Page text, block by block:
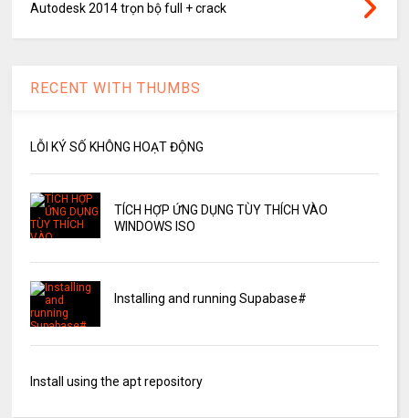
Autodesk 2014 trọn bộ full + crack
RECENT WITH THUMBS
LỖI KÝ SỐ KHÔNG HOẠT ĐỘNG
TÍCH HỢP ỨNG DỤNG TÙY THÍCH VÀO
WINDOWS ISO
Installing and running Supabase#
Install using the apt repository